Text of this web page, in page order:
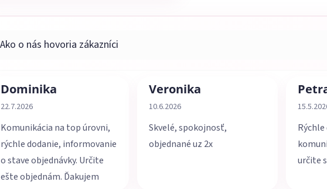
Dominika
Hodnotenie obchodu je 5 z 5 hviezdičiek.
22.7.2026
Komunikácia na top úrovni,
rýchle dodanie, informovanie
o stave objednávky. Určite
ešte objednám. Ďakujem
Veronika
Hodnotenie obchodu je 5 z 5 hviezdičiek.
10.6.2026
Skvelé, spokojnosť,
objednané uz 2x
určite